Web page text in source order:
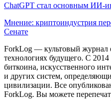
ChatGPT стал основным ИИ-
Мнение: криптоиндустрия
Сенате
ForkLog — культовый журнал
технологиях будущего. С
биткоина, искусственного
и других систем,
цивилизации. Все
ForkLog. Вы можете